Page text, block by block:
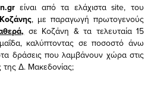
είναι από τα ελάχισταsite, του
, με παραγωγή πρωτογενούς
σε Κοζάνη & τα τελευταία 15
καλύπτοντας σε ποσοστό άνω
δράσεις που λαμβάνουν χώρα στις
της Δ. Μακεδονίας;